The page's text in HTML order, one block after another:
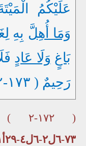
عَلَيْكُمُ
وَمَا أُهِلَّ بِهِ
بَاغٍ وَلَا عَادٍ
رَحِيمٌ ( ١٧٣-٢ )
( ١٧٢-٢ )
٧٣-٦ل٢-٦ل٤-٢٩أ١ .